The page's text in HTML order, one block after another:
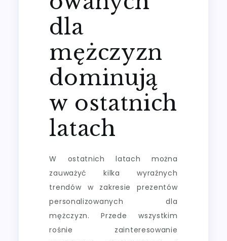
dla
mężczyzn
dominują
w ostatnich
latach
W ostatnich latach można
zauważyć kilka wyraźnych
trendów w zakresie prezentów
personalizowanych dla
mężczyzn. Przede wszystkim
rośnie zainteresowanie